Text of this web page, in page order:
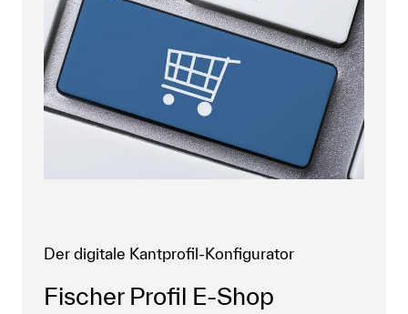
Der digitale Kantprofil-Konfigurator
Fischer Profil E-Shop